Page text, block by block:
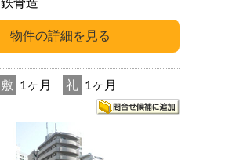
鉄骨造
敷 1ヶ月 礼 1ヶ月